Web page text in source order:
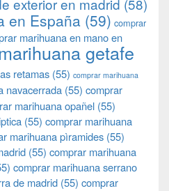
exterior en madrid (58)
en España (59) comprar
marihuana en mano en
getafe
retamas (55) comprar marihuana
navacerrada (55) comprar
marihuana opañel (55)
(55) comprar marihuana
marihuana pìramides (55)
(55) comprar marihuana
comprar marihuana serrano
de madrid (55) comprar